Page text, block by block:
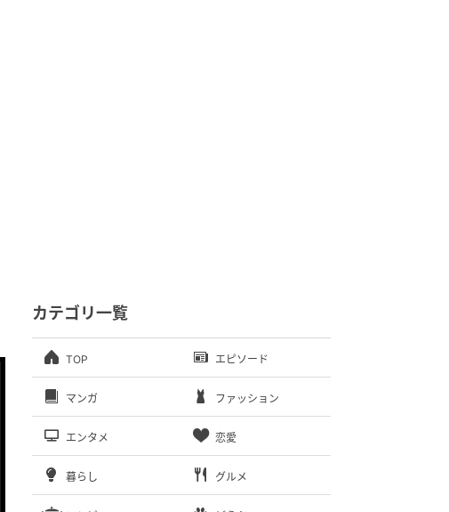
カテゴリ一覧
TOP エピソード
マンガ ファッション
エンタメ 恋愛
暮らし グルメ